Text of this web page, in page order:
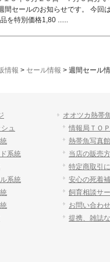
間セールのお知らせです。 今回
を特別価格1,80 ......
情報 > セール情報 > 週間セール
ュ
系統
系統
オオツカ熱帯
情報局ＴＯＰ
熱帯魚写真館
当店の販売
特定商取引
安心の死着
飼育相談サ
お問い合わ
提携、雑誌